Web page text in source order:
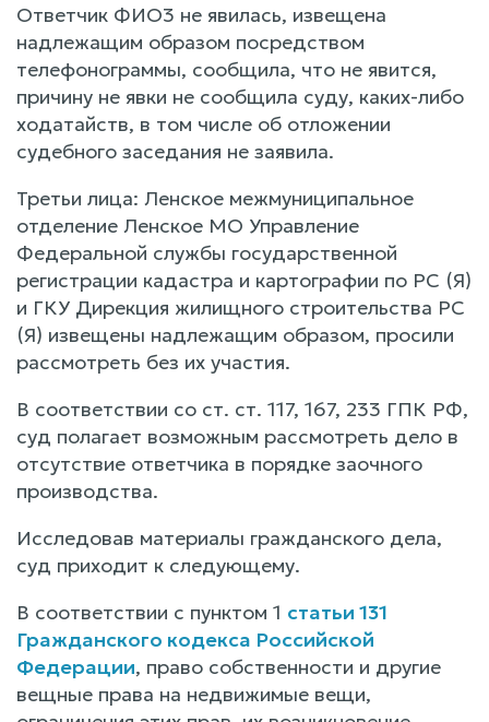
Ответчик ФИО3 не явилась, извещена
надлежащим образом посредством
телефонограммы, сообщила, что не явится,
причину не явки не сообщила суду, каких-либо
ходатайств, в том числе об отложении
судебного заседания не заявила.
Третьи лица: Ленское межмуниципальное
отделение Ленское МО Управление
Федеральной службы государственной
регистрации кадастра и картографии по РС (Я)
и ГКУ Дирекция жилищного строительства РС
(Я) извещены надлежащим образом, просили
рассмотреть без их участия.
В соответствии со ст. ст. 117, 167, 233 ГПК РФ,
суд полагает возможным рассмотреть дело в
отсутствие ответчика в порядке заочного
производства.
Исследовав материалы гражданского дела,
суд приходит к следующему.
В соответствии с пунктом 1 статьи 131
Гражданского кодекса Российской
Федерации, право собственности и другие
вещные права на недвижимые вещи,